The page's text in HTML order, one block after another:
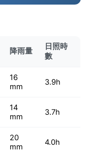
降雨量
日照時
數
16
mm
3.9h
14
mm
3.7h
20
mm
4.0h